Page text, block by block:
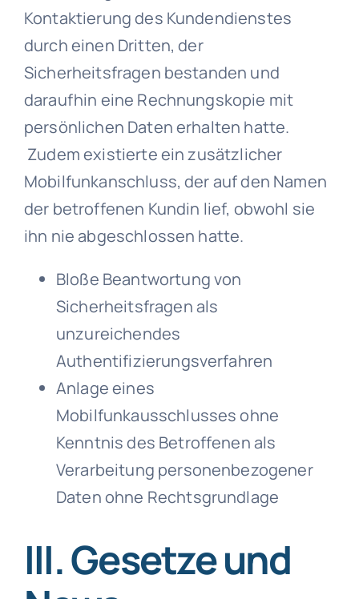
Kontaktierung des Kundendienstes
durch einen Dritten, der
Sicherheitsfragen bestanden und
daraufhin eine Rechnungskopie mit
persönlichen Daten erhalten hatte.
Zudem existierte ein zusätzlicher
Mobilfunkanschluss, der auf den Namen
der betroffenen Kundin lief, obwohl sie
ihn nie abgeschlossen hatte.
Bloße Beantwortung von
Sicherheitsfragen als
unzureichendes
Authentifizierungsverfahren
Anlage eines
Mobilfunkausschlusses ohne
Kenntnis des Betroffenen als
Verarbeitung personenbezogener
Daten ohne Rechtsgrundlage
III. Gesetze und